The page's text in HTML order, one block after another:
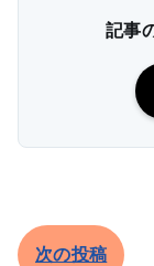
記事
次の投稿